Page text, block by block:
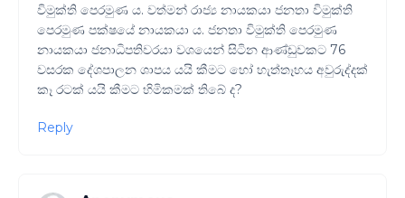
විමුක්ති පෙරමුණ ය. වත්මන් රාජ්‍ය නායකයා ජනතා විමුක්ති
පෙරමුණ පක්ෂයේ නායකයා ය. ජනතා විමුක්ති පෙරමුණ
නායකයා ජනාධිපතිවරයා වශයෙන් සිටින ආණ්ඩුවකට 76
වසරක දේශපාලන ශාපය යයි කීමට හෝ හැත්තෑහය අවුරුද්දක්
කෑ රටක් යයි කීමට හිමිකමක් තිබේ ද?
Reply